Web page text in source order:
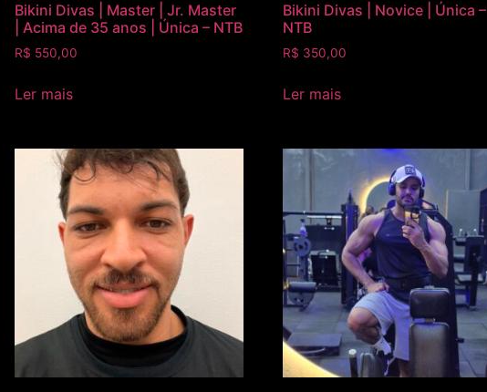
Bikini Divas | Master | Jr. Master
| Acima de 35 anos | Única – NTB
R$ 550,00
Ler mais
Bikini Divas | Novice | Única –
NTB
R$ 350,00
Ler mais